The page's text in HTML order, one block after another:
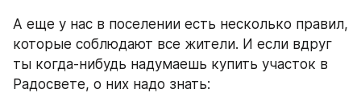
А еще у нас в поселении есть несколько правил,
которые соблюдают все жители. И если вдруг
ты когда-нибудь надумаешь купить участок в
Радосвете, о них надо знать: